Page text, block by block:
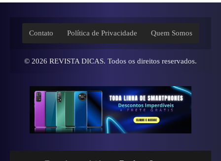
Contato Política de Privacidade Quem Somos
© 2026 REVISTA DICAS. Todos os direitos reservados.